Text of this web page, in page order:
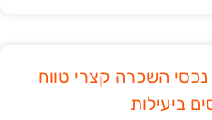
נכסי השכרה קצרי טווח
ביעילות